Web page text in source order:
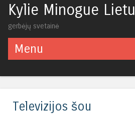
Kylie Minogue
gerbėjų svetainė
Menu
Televizijos šou